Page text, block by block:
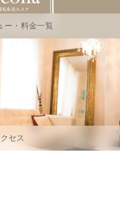
ー・料金一覧
セス